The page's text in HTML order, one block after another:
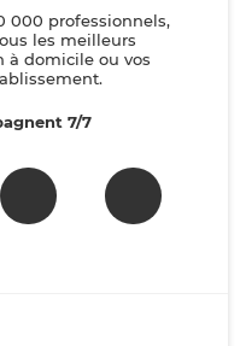
000 professionnels,
les meilleurs
à domicile ou vos
7/7